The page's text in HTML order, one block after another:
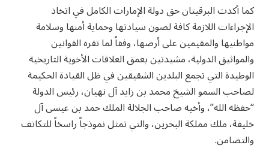
كما أكدت البرقيتان حق دولة الإمارات الكامل في اتخاذ
الإجراءات اللازمة كافة لصون سيادتها وحماية أمنها وسلامة
مواطنيها والمقيمين على أرضها، وفقاً لما تقره القوانين
والمواثيق الدولية، مشيدتين بعمق العلاقات الأخوية التاريخية
الوطيدة التي تجمع البلدين الشقيقين في ظل القيادة الحكيمة
لصاحب السمو الشيخ محمد بن زايد آل نهيان، رئيس الدولة
“حفظه الله”، وأخيه صاحب الجلالة الملك حمد بن عيسى آل
خليفة، ملك مملكة البحرين، والتي تمثل نموذجاً راسخاً للتكاتف
والتضامن.